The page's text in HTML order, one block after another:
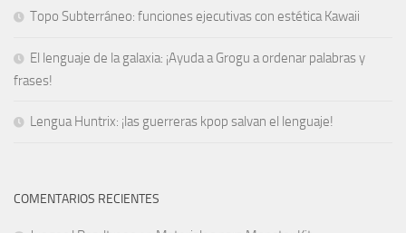
Topo Subterráneo: funciones ejecutivas con estética Kawaii
El lenguaje de la galaxia: ¡Ayuda a Grogu a ordenar palabras y
frases!
Lengua Huntrix: ¡las guerreras kpop salvan el lenguaje!
COMENTARIOS RECIENTES